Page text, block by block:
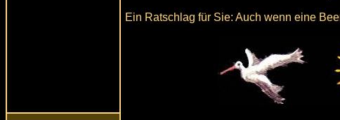
Ein Ratschlag für Sie: Auch wenn eine